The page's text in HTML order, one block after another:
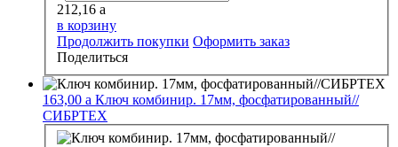
212,16 a
в корзину
Продолжить покупки Оформить заказ
Поделиться
163,00 a Ключ комбинир. 17мм, фосфатированный//
СИБРТЕХ